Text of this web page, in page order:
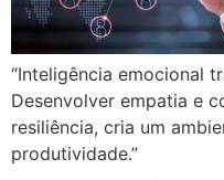
“Inteligência emocional
Desenvolver empatia e
resiliência, cria um
produtividade.”